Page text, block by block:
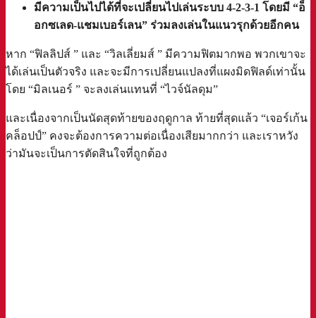
มีความเป็นไปได้ที่จะเปลี่ยนไปเล่นระบบ 4-2-3-1 โดยมี “อ็
อกซเลด-แชมเบอร์เลน” ร่วมลงเล่นในแนวรุกด้วยอีกคน
หาก “ฟิลลิปส์ ” และ “วิลเลี่ยมส์ ” มีความฟิตมากพอ พวกเขาจะ
ได้เล่นเป็นตัวจริง และจะมีการเปลี่ยนแปลงที่แผงมิดฟิลด์เท่านั้น
โดย “มิลเนอร์ ” จะลงเล่นแทนที่ “ไวจ์นัลดุม”
และเนื่องจากเป็นนัดสุดท้ายของฤดูกาล ท้ายที่สุดแล้ว “เจอร์เก้น
คล็อปป์” คงจะต้องการความต่อเนื่องเสียมากกว่า และเราหวัง
ว่ามันจะเป็นการตัดสินใจที่ถูกต้อง